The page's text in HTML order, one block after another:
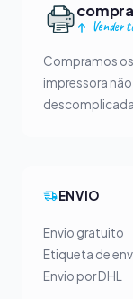
Vender
Compramos
impressora
descomplicada.
ENVIO
Envio gratuito
Etiqueta de
Envio por DHL